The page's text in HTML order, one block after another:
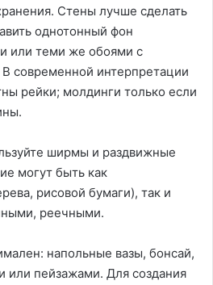
Стены лучше сделать
однотонный фон
или теми же обоями с
современной интерпретации
рейки; молдинги только если
ширмы и раздвижные
могут быть как
рисовой бумаги), так и
реечными.
напольные вазы, бонсай,
или пейзажами. Для создания